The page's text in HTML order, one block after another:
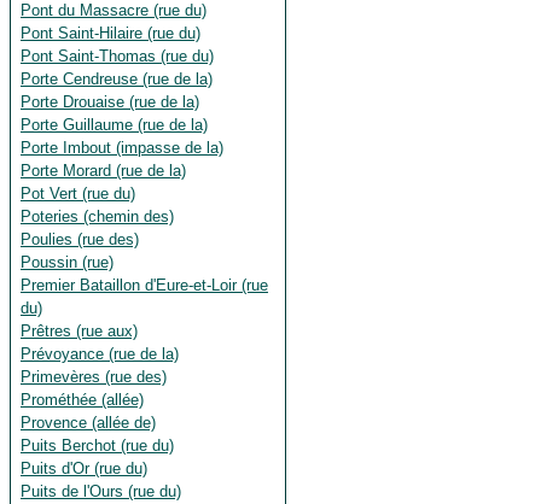
Pont du Massacre (rue du)
Pont Saint-Hilaire (rue du)
Pont Saint-Thomas (rue du)
Porte Cendreuse (rue de la)
Porte Drouaise (rue de la)
Porte Guillaume (rue de la)
Porte Imbout (impasse de la)
Porte Morard (rue de la)
Pot Vert (rue du)
Poteries (chemin des)
Poulies (rue des)
Poussin (rue)
Premier Bataillon d'Eure-et-Loir (rue
du)
Prêtres (rue aux)
Prévoyance (rue de la)
Primevères (rue des)
Prométhée (allée)
Provence (allée de)
Puits Berchot (rue du)
Puits d'Or (rue du)
Puits de l'Ours (rue du)